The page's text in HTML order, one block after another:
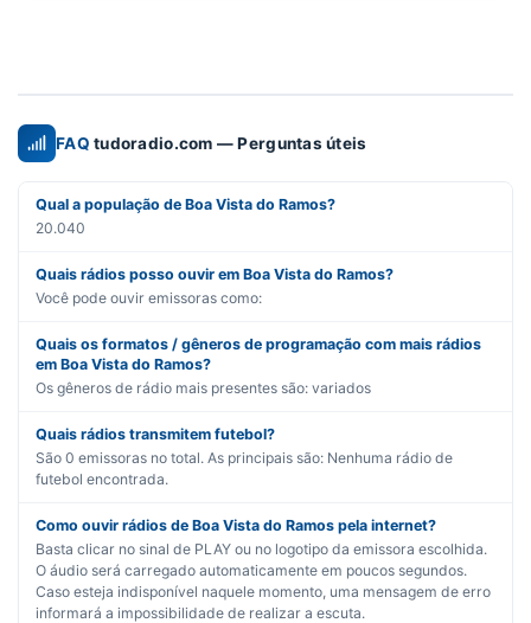
FAQ tudoradio.com — Perguntas úteis
Qual a população de Boa Vista do Ramos?
20.040
Quais rádios posso ouvir em Boa Vista do Ramos?
Você pode ouvir emissoras como:
Quais os formatos / gêneros de programação com mais rádios
em Boa Vista do Ramos?
Os gêneros de rádio mais presentes são: variados
Quais rádios transmitem futebol?
São 0 emissoras no total. As principais são: Nenhuma rádio de
futebol encontrada.
Como ouvir rádios de Boa Vista do Ramos pela internet?
Basta clicar no sinal de PLAY ou no logotipo da emissora escolhida.
O áudio será carregado automaticamente em poucos segundos.
Caso esteja indisponível naquele momento, uma mensagem de erro
informará a impossibilidade de realizar a escuta.